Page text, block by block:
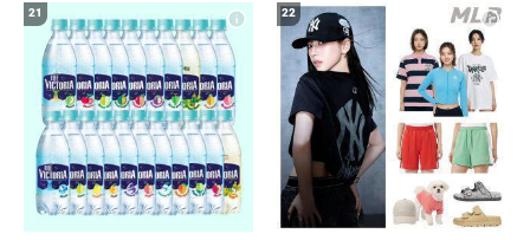
21 22